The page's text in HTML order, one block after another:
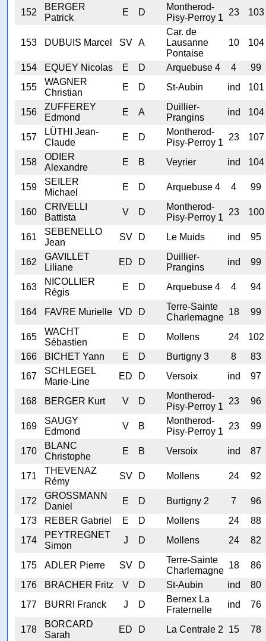
152
BERGER
Patrick
E D
Montherod-
Pisy-Perroy 1
23 103
153 DUBUIS Marcel SV A
Car. de
Lausanne
Pontaise
10 104
154 EQUEY Nicolas E D Arquebuse 4 4
99
155
WAGNER
Christian
E D St-Aubin ind 101
156
ZUFFEREY
Edmond
E A
Duillier-
Prangins
ind 104
157
LÜTHI Jean-
Claude
E D
Montherod-
Pisy-Perroy 1
23 107
158
ODIER
Alexandre
E B Veyrier ind 104
159
SEILER
Michael
E D Arquebuse 4 4 99
160
CRIVELLI
Battista
V D
Montherod-
Pisy-Perroy 1
23 100
161
SEBENELLO
Jean
SV D Le Muids ind 95
162
GAVILLET
Liliane
ED D
Duillier-
Prangins
ind 99
163
NICOLLIER
Régis
E D Arquebuse 4 4 94
164 FAVRE Murielle VD D
Terre-Sainte
Charlemagne
18 99
165
WACHT
Sébastien
E D Mollens 24
102
166
BICHET Yann E D Burtigny 3 8
83
167
SCHLEGEL
Marie-Line
ED D Versoix ind 97
168 BERGER Kurt V D
Montherod-
Pisy-Perroy 1
23 96
169
SAUGY
Edmond
V B
Montherod-
Pisy-Perroy 1
23 99
170
BLANC
Christophe
E B Versoix ind 87
171
THEVENAZ
Rémy
SV D Mollens 24 92
172
GROSSMANN
Daniel
E D Burtigny 2 7
96
173
REBER Gabriel E D Mollens 24
88
174
PEYTREGNET
Simon
J D Mollens 24 82
175 ADLER Pierre SV D
Terre-Sainte
Charlemagne
18
86
176
BRACHER Fritz V D St-Aubin ind
80
177
BURRI Franck J D
Bernex La
Fraternelle
ind 76
178
BORCARD
Sarah
ED D La Centrale 2 15
78